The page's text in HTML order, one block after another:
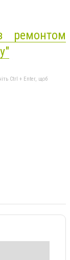
ремонтом
Ctrl + Enter, щоб